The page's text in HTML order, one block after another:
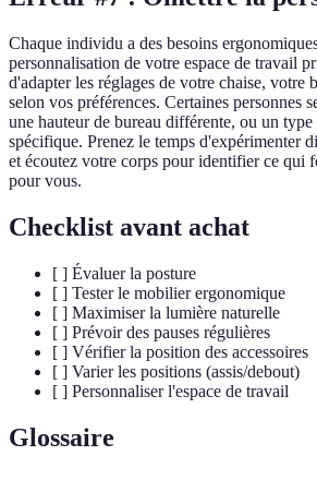
Chaque individu a des besoins
personnalisation de votre espace de travail
d'adapter les réglages de votre chaise, votre
selon vos préférences. Certaines personnes
une hauteur de bureau différente, ou un type
spécifique. Prenez le temps d'expérimenter
et écoutez votre corps pour identifier ce qui
pour vous.
Checklist avant achat
[ ] Évaluer la posture
[ ] Tester le mobilier ergonomique
[ ] Maximiser la lumière naturelle
[ ] Prévoir des pauses régulières
[ ] Vérifier la position des accessoires
[ ] Varier les positions (assis/debout)
[ ] Personnaliser l'espace de travail
Glossaire